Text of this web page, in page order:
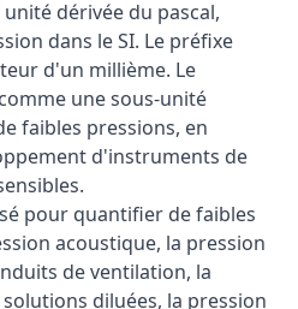
dérivée du pascal,
dans le SI. Le préfixe
d'un millième. Le
une sous-unité
faibles pressions, en
d'instruments de
pour quantifier de faibles
acoustique, la pression
de ventilation, la
diluées, la pression